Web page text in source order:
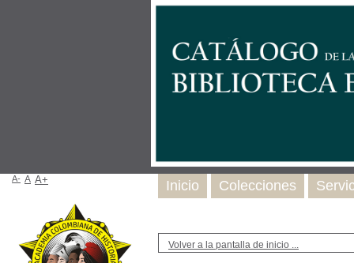
Volver a la pantalla de inicio ...
Inicio Colecciones
A- A A+